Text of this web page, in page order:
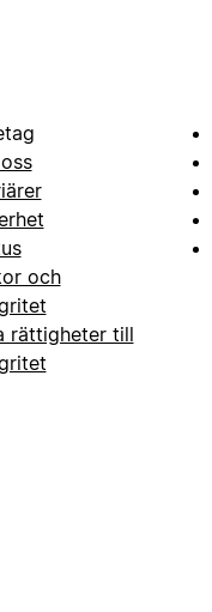
och
rättigheter till